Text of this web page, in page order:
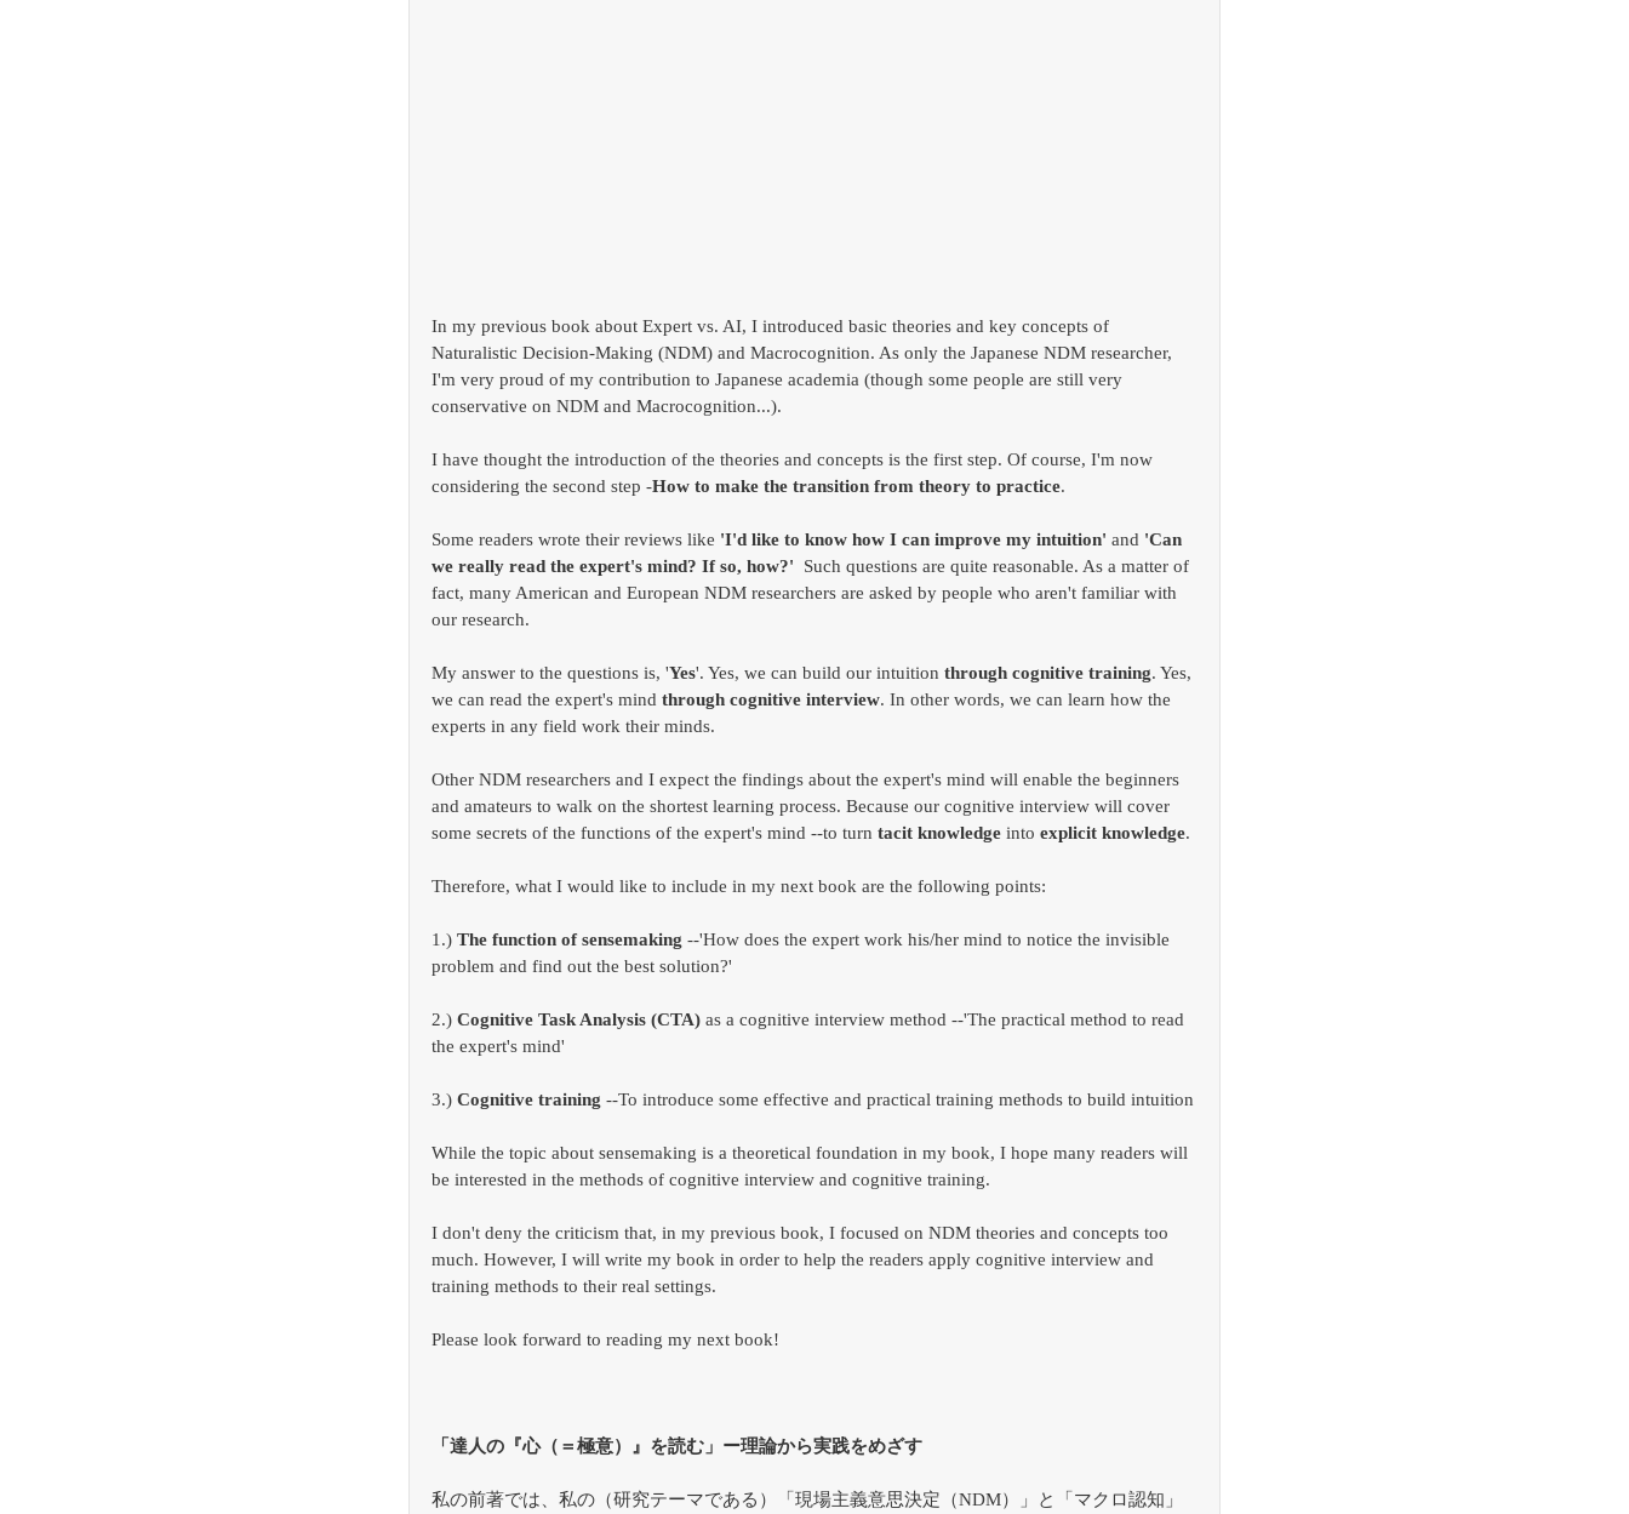
In my previous book about Expert vs. AI, I introduced basic theories and key concepts of
Naturalistic Decision-Making (NDM) and Macrocognition. As only the Japanese NDM researcher,
I'm very proud of my contribution to Japanese academia (though some people are still very
conservative on NDM and Macrocognition...).
I have thought the introduction of the theories and concepts is the first step. Of course, I'm now
considering the second step -How to make the transition from theory to practice.
Some readers wrote their reviews like 'I'd like to know how I can improve my intuition' and 'Can
we really read the expert's mind? If so, how?'
  Such questions are quite reasonable. As a matter of
fact, many American and European NDM researchers are asked by people who aren't familiar with
our research.
My answer to the questions is, 'Yes'. Yes, we can build our intuition through cognitive training. Yes,
we can read the expert's mind through cognitive interview. In other words, we can learn how the
experts in any field work their minds.
Other NDM researchers and I expect the findings about the expert's mind will enable the beginners
and amateurs to walk on the shortest learning process. Because our cognitive interview will cover
some secrets of the functions of the expert's mind --to turn tacit knowledge into explicit knowledge.
Therefore, what I would like to include in my next book are the following points:
1.) The function of sensemaking --'How does the expert work his/her mind to notice the invisible
problem and find out the best solution?'
2.) Cognitive Task Analysis (CTA) as a cognitive interview method --'The practical method to read
the expert's mind'
3.) Cognitive training --To introduce some effective and practical training methods to build intuition
While the topic about sensemaking is a theoretical foundation in my book, I hope many readers will
be interested in the methods of cognitive interview and cognitive training.
I don't deny the criticism that, in my previous book, I focused on NDM theories and concepts too
much. However, I will write my book in order to help the readers apply cognitive interview and
training methods to their real settings.
Please look forward to reading my next book!
「達人の『心（＝極意）』を読む」ー理論から実践をめざす
私の前著では、私の（研究テーマである）「現場主義意思決定（NDM）」と「マクロ認知」